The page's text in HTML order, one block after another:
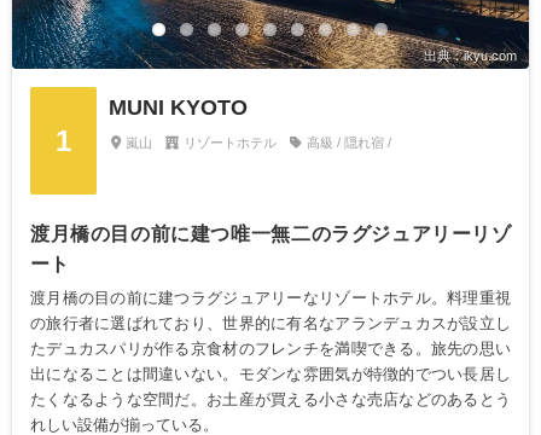
出典：ikyu.com
1
MUNI KYOTO
嵐山 リゾートホテル 高級 / 隠れ宿 /
渡月橋の目の前に建つ唯一無二のラグジュアリーリゾ
ート
渡月橋の目の前に建つラグジュアリーなリゾートホテル。料理重視
の旅行者に選ばれており、世界的に有名なアランデュカスが設立し
たデュカスパリが作る京食材のフレンチを満喫できる。旅先の思い
出になることは間違いない。モダンな雰囲気が特徴的でつい長居し
たくなるような空間だ。お土産が買える小さな売店などのあるとう
れしい設備が揃っている。